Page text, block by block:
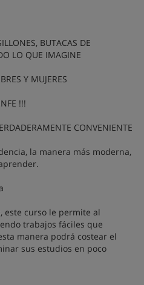
BUTACAS DE
LO QUE IMAGINE
Y MUJERES
!!!
CONVENIENTE
la manera más moderna,
este curso le permite al
trabajos fáciles que
manera podrá costear el
sus estudios en poco